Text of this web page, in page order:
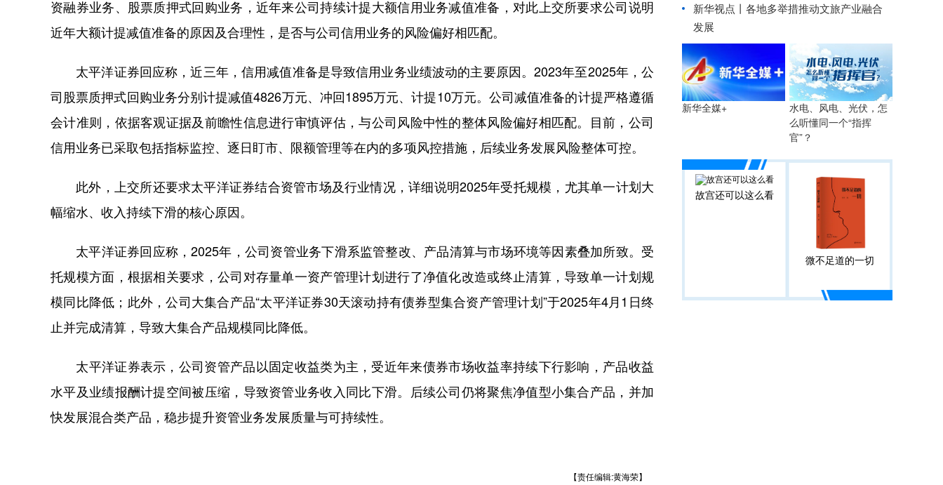
资融券业务、股票质押式回购业务，近年来公司持续计提大额信用业务减值准备，对此上交所要求公司说明
近年大额计提减值准备的原因及合理性，是否与公司信用业务的风险偏好相匹配。
太平洋证券回应称，近三年，信用减值准备是导致信用业务业绩波动的主要原因。2023年至2025年，公
司股票质押式回购业务分别计提减值4826万元、冲回1895万元、计提10万元。公司减值准备的计提严格遵循
会计准则，依据客观证据及前瞻性信息进行审慎评估，与公司风险中性的整体风险偏好相匹配。目前，公司
信用业务已采取包括指标监控、逐日盯市、限额管理等在内的多项风控措施，后续业务发展风险整体可控。
此外，上交所还要求太平洋证券结合资管市场及行业情况，详细说明2025年受托规模，尤其单一计划大
幅缩水、收入持续下滑的核心原因。
太平洋证券回应称，2025年，公司资管业务下滑系监管整改、产品清算与市场环境等因素叠加所致。受
托规模方面，根据相关要求，公司对存量单一资产管理计划进行了净值化改造或终止清算，导致单一计划规
模同比降低；此外，公司大集合产品“太平洋证券30天滚动持有债券型集合资产管理计划”于2025年4月1日终
止并完成清算，导致大集合产品规模同比降低。
太平洋证券表示，公司资管产品以固定收益类为主，受近年来债券市场收益率持续下行影响，产品收益
水平及业绩报酬计提空间被压缩，导致资管业务收入同比下滑。后续公司仍将聚焦净值型小集合产品，并加
快发展混合类产品，稳步提升资管业务发展质量与可持续性。
【责任编辑:黄海荣】
新华视点丨 各地多举措推动文旅产业融合
发展
新华全媒+
水电、风电、光伏，怎
么听懂同一个“指挥
官”？
故宫还可以这么看
微不足道的一切